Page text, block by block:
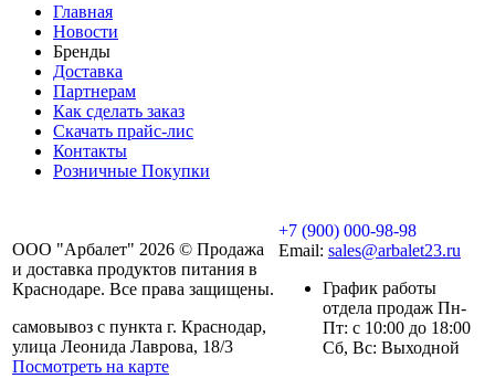
Главная
Новости
Бренды
Доставка
Партнерам
Как сделать заказ
Скачать прайс-лис
Контакты
Розничные Покупки
ООО "Арбалет" 2026 © Продажа
и доставка продуктов питания в
Краснодаре. Все права защищены.
самовывоз с пункта г. Краснодар,
улица Леонида Лаврова, 18/3
Посмотреть на карте
+7 (900) 000-98-98
Email: sales@arbalet23.ru
График работы
отдела продаж Пн-
Пт: с 10:00 до 18:00
Сб, Вс: Выходной